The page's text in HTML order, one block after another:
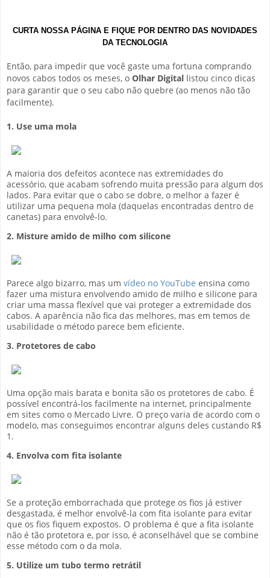
CURTA NOSSA PÁGINA E FIQUE POR DENTRO DAS NOVIDADES
DA TECNOLOGIA
Então, para impedir que você gaste uma fortuna comprando
novos cabos todos os meses, o Olhar Digital listou cinco dicas
para garantir que o seu cabo não quebre (ao menos não tão
facilmente).
1. Use uma mola
A maioria dos defeitos acontece nas extremidades do
acessório, que acabam sofrendo muita pressão para algum dos
lados. Para evitar que o cabo se dobre, o melhor a fazer é
utilizar uma pequena mola (daquelas encontradas dentro de
canetas) para envolvê-lo.
2. Misture amido de milho com silicone
Parece algo bizarro, mas um vídeo no YouTube ensina como
fazer uma mistura envolvendo amido de milho e silicone para
criar uma massa flexível que vai proteger a extremidade dos
cabos. A aparência não fica das melhores, mas em temos de
usabilidade o método parece bem eficiente.
3. Protetores de cabo
Uma opção mais barata e bonita são os protetores de cabo. É
possível encontrá-los facilmente na internet, principalmente
em sites como o Mercado Livre. O preço varia de acordo com o
modelo, mas conseguimos encontrar alguns deles custando R$
1.
4. Envolva com fita isolante
Se a proteção emborrachada que protege os fios já estiver
desgastada, é melhor envolvê-la com fita isolante para evitar
que os fios fiquem expostos. O problema é que a fita isolante
não é tão protetora e, por isso, é aconselhável que se combine
esse método com o da mola.
5. Utilize um tubo termo retrátil